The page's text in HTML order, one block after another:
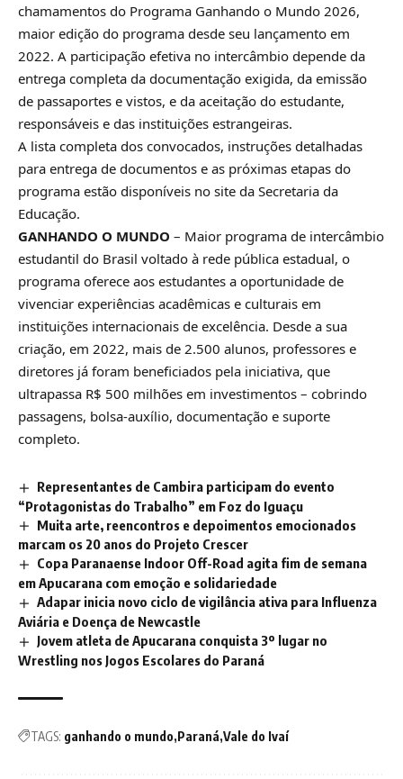
chamamentos do Programa Ganhando o Mundo 2026,
maior edição do programa desde seu lançamento em
2022. A participação efetiva no intercâmbio depende da
entrega completa da documentação exigida, da emissão
de passaportes e vistos, e da aceitação do estudante,
responsáveis e das instituições estrangeiras.
A lista completa dos convocados, instruções detalhadas
para entrega de documentos e as próximas etapas do
programa estão disponíveis no site da Secretaria da
Educação.
GANHANDO O MUNDO – Maior programa de intercâmbio
estudantil do Brasil voltado à rede pública estadual, o
programa oferece aos estudantes a oportunidade de
vivenciar experiências acadêmicas e culturais em
instituições internacionais de excelência. Desde a sua
criação, em 2022, mais de 2.500 alunos, professores e
diretores já foram beneficiados pela iniciativa, que
ultrapassa R$ 500 milhões em investimentos – cobrindo
passagens, bolsa-auxílio, documentação e suporte
completo.
Representantes de Cambira participam do evento
“Protagonistas do Trabalho” em Foz do Iguaçu
Muita arte, reencontros e depoimentos emocionados
marcam os 20 anos do Projeto Crescer
Copa Paranaense Indoor Off-Road agita fim de semana
em Apucarana com emoção e solidariedade
Adapar inicia novo ciclo de vigilância ativa para Influenza
Aviária e Doença de Newcastle
Jovem atleta de Apucarana conquista 3º lugar no
Wrestling nos Jogos Escolares do Paraná
TAGS: ganhando o mundo Paraná Vale do Ivaí